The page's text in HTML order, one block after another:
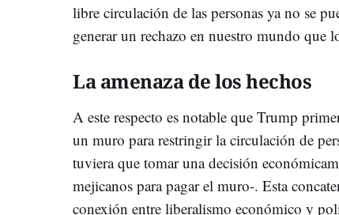
libre circulación de las personas ya no se
generar un rechazo en nuestro mundo que
La amenaza de los hechos
A este respecto es notable que Trump
un muro para restringir la circulación de
tuviera que tomar una decisión
mejicanos para pagar el muro-. Esta
conexión entre liberalismo económico y